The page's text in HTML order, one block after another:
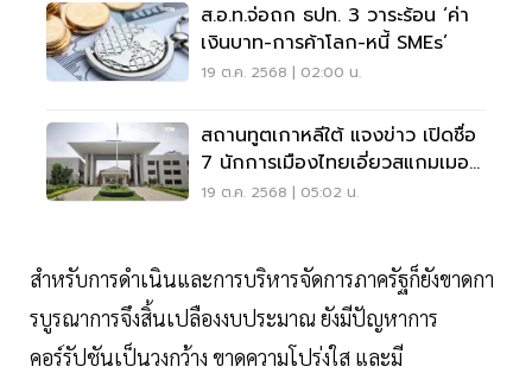
ส.อ.ท.จ่อถก ธปท. 3 วาระร้อน ‘ค่า
เงินบาท-การค้าโลก-หนี้ SMEs’
19 ต.ค. 2568 | 02:00 น.
สถานทูตเกาหลีใต้ แจงข่าว เปิดชื่อ
7 นักการเมืองไทยเอี่ยวสแกมเมอร์
ในกัมพูชา ไม่เป็นความจริง
19 ต.ค. 2568 | 05:02 น.
สำหรับการดำเนินและการบริหารจัดการภาครัฐก็ยังขาดกา
รบูรณาการจึงสิ้นเปลืองงบประมาณ ยังมีปัญหาการ
คอร์รัปชันเป็นวงกว้าง ขาดความโปร่งใส และมี